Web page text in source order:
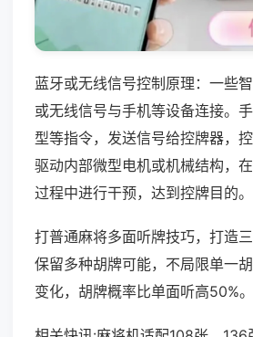
蓝牙或无线信号控制原理：一些
或无线信号与手机等设备连接。
型等指令，发送信号给控牌器，
驱动内部微型电机或机械结构，
过程中进行干预，达到控牌目的。
打普通麻将多面听牌技巧，打造三
保留多种胡牌可能，不局限单一
变化，胡牌概率比单面听高50%。